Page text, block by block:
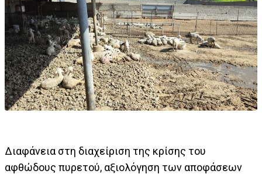
Διαφάνεια στη διαχείριση της κρίσης του
αφθώδους πυρετού, αξιολόγηση των αποφάσεων